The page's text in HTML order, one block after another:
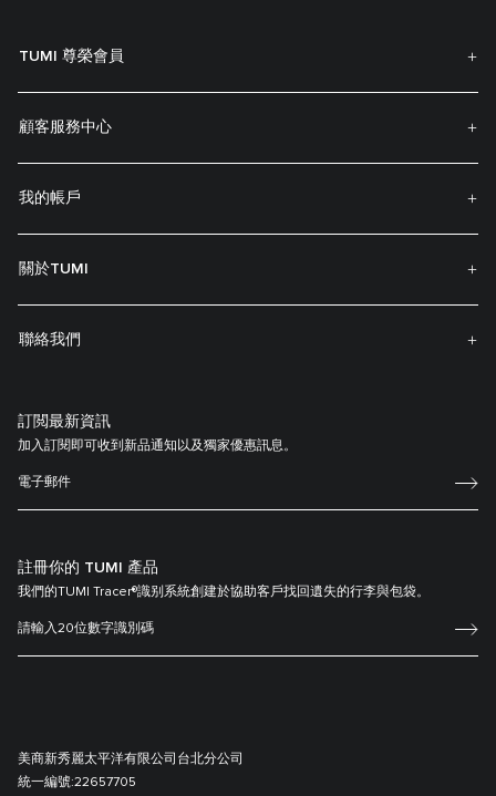
TUMI 尊榮會員
顧客服務中心
我的帳戶
關於TUMI
聯絡我們
訂閲最新資訊
加入訂閱即可收到新品通知以及獨家優惠訊息。
註冊你的 TUMI 產品
我們的TUMI Tracer®識别系統創建於協助客戶找回遺失的行李與包袋。
美商新秀麗太平洋有限公司台北分公司
統一編號:22657705